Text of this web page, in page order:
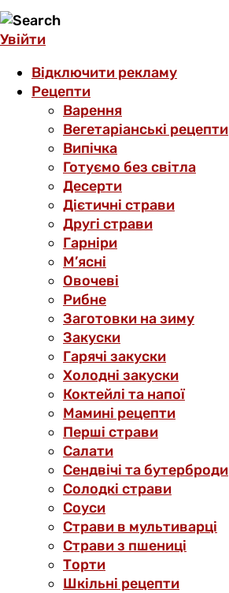
Увійти
Відключити рекламу
Рецепти
Варення
Вегетаріанські рецепти
Випічка
Готуємо без світла
Десерти
Дієтичні страви
Другі страви
Гарніри
М’ясні
Овочеві
Рибне
Заготовки на зиму
Закуски
Гарячі закуски
Холодні закуски
Коктейлі та напої
Мамині рецепти
Перші страви
Салати
Сендвічі та бутерброди
Солодкі страви
Соуси
Страви в мультиварці
Страви з пшениці
Торти
Шкільні рецепти